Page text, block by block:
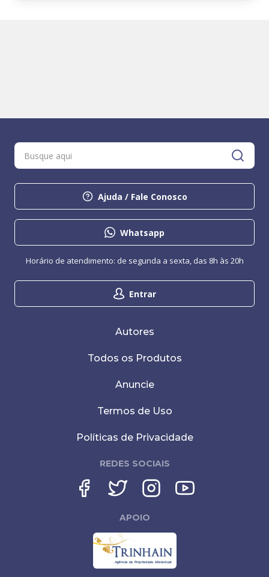
Ajuda / Fale Conosco
Whatsapp
Entrar
Horário de atendimento: de segunda a sexta, das 8h às 20h
Autores
Todos os Produtos
Anuncie
Termos de Uso
Políticas de Privacidade
REDES SOCIAIS
APOIO